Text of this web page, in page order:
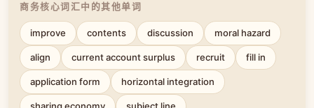
商务核心词汇中的其他单词
improve contents discussion moral hazard
align current account surplus recruit fill in
application form horizontal integration
sharing economy subject line